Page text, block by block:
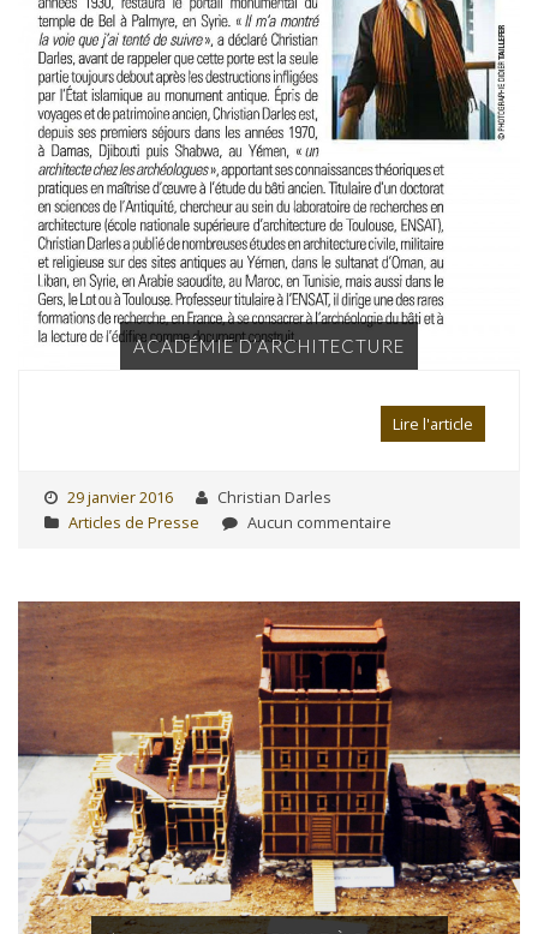
ACADÉMIE D’ARCHITECTURE
Lire l'article
29 janvier 2016
Christian Darles
Articles de Presse
Aucun commentaire